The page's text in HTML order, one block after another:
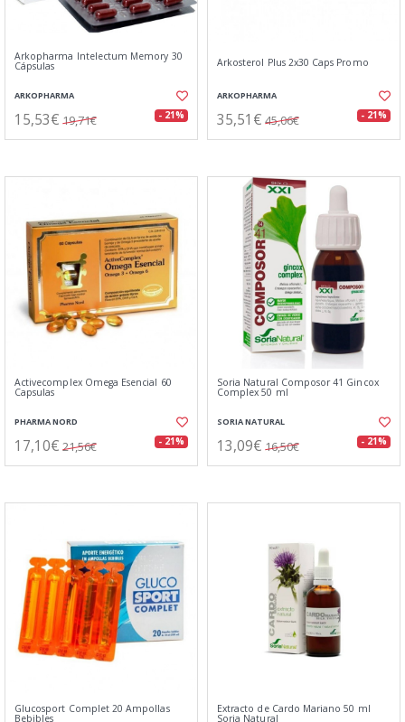
Arkopharma Intelectum Memory 30
Cápsulas
ARKOPHARMA
15,53€ 19,71€ - 21%
Arkosterol Plus 2x30 Caps Promo
ARKOPHARMA
35,51€ 45,06€ - 21%
Activecomplex Omega Esencial 60
Capsulas
PHARMA NORD
17,10€ 21,56€ - 21%
Soria Natural Composor 41 Gincox
Complex 50 ml
SORIA NATURAL
13,09€ 16,50€ - 21%
Glucosport Complet 20 Ampollas
Bebibles
Extracto de Cardo Mariano 50 ml
Soria Natural